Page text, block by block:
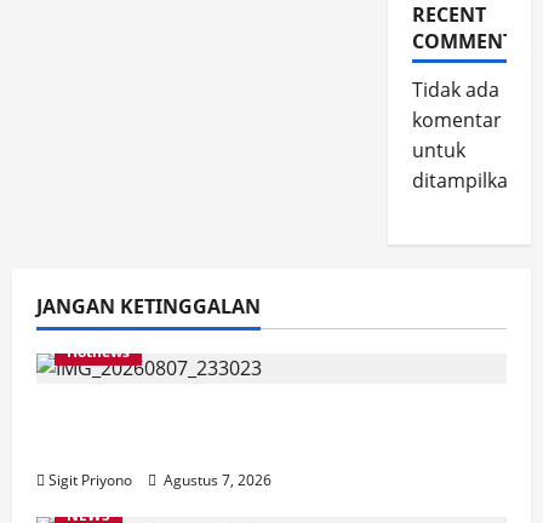
RECENT
COMMENTS
Tidak ada
komentar
untuk
ditampilkan.
JANGAN KETINGGALAN
Hotnews
Sigit Priyono
Agustus 7, 2026
NEWS